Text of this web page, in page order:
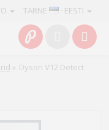
TARNE · EESTI
» Dyson V12 Detect